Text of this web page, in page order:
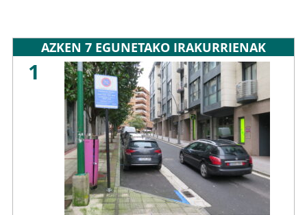
AZKEN 7 EGUNETAKO IRAKURRIENAK
1